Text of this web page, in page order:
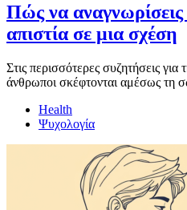
Πώς να
απιστία σε μια σχέση
Στις περισσότερες συζητήσεις για
άνθρωποι σκέφτονται αμέσως τη
Health
Ψυχολογία